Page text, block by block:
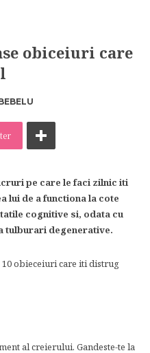
obiceiuri care
pe care le faci zilnic iti
lui de a functiona la cote
cognitive si, odata cu
tulburari degenerative.
10 obieceiuri care iti distrug
al creierului. Gandeste-te la